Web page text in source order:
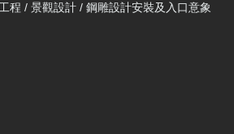
程 / 景觀設計 / 鋼雕設計安裝及入口意象